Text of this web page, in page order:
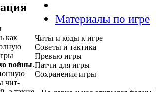
как
войны.
чит-
Материалы по игре
Читы и коды к игре
Советы и тактика
Превью игры
Патчи для игры
Сохранения игры